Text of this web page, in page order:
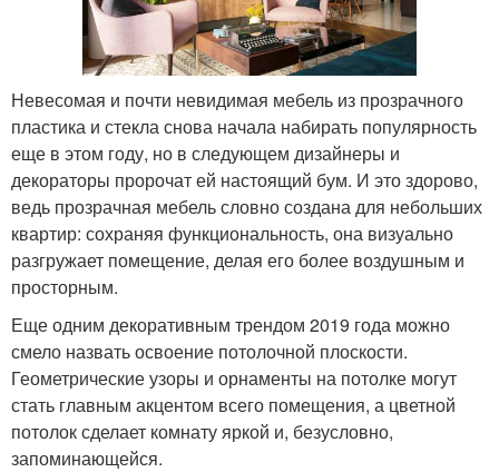
Невесомая и почти невидимая мебель из прозрачного
пластика и стекла снова начала набирать популярность
еще в этом году, но в следующем дизайнеры и
декораторы пророчат ей настоящий бум. И это здорово,
ведь прозрачная мебель словно создана для небольших
квартир: сохраняя функциональность, она визуально
разгружает помещение, делая его более воздушным и
просторным.
Еще одним декоративным трендом 2019 года можно
смело назвать освоение потолочной плоскости.
Геометрические узоры и орнаменты на потолке могут
стать главным акцентом всего помещения, а цветной
потолок сделает комнату яркой и, безусловно,
запоминающейся.